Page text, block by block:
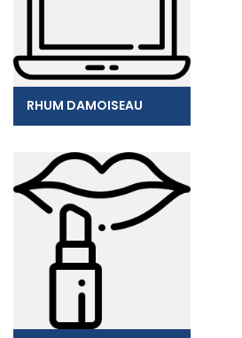
RHUM DAMOISEAU